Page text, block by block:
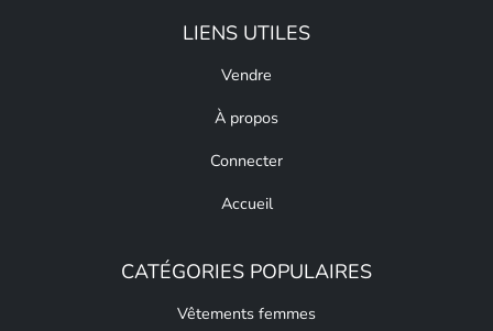
LIENS UTILES
Vendre
À propos
Connecter
Accueil
CATÉGORIES POPULAIRES
Vêtements femmes